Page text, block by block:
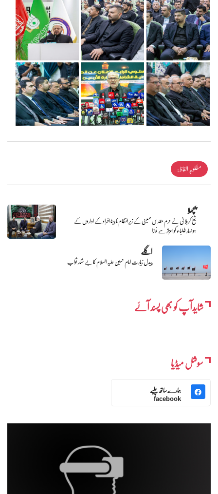
مطلوبہ الفاظ :
پچھلا
شیخ کربلائی نے حرم مقدس حسینی کے زیرِ انتظام نابینا افراد کے اداروں کے
ہونہار طلباء کو اعزاز سے نوازا
اگلے
پیدل زیارت امام حسین علیہ السلام کا بے شمار ثواب
شایدآپ کو بھی پسند آئے
سوشل میڈیا
ہمارے ساتھ چلیے
facebook